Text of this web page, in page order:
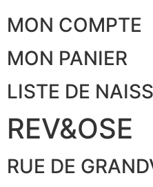
MON COMPTE
MON PANIER
LISTE DE
REV&OSE
RUE DE